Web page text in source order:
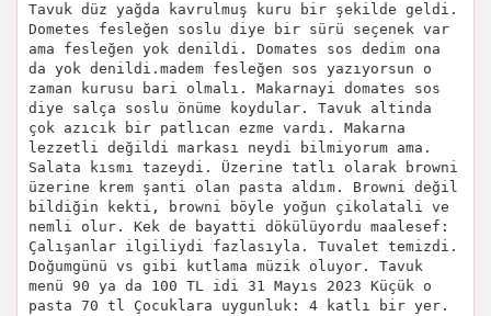
Tavuk düz yağda kavrulmuş kuru bir şekilde geldi.
Dometes fesleğen soslu diye bir sürü seçenek var
ama fesleğen yok denildi. Domates sos dedim ona
da yok denildi.madem fesleğen sos yazıyorsun o
zaman kurusu bari olmalı. Makarnayi domates sos
diye salça soslu önüme koydular. Tavuk altinda
çok azıcık bir patlıcan ezme vardı. Makarna
lezzetli değildi markası neydi bilmiyorum ama.
Salata kısmı tazeydi. Üzerine tatlı olarak browni
üzerine krem şanti olan pasta aldım. Browni değil
bildiğin kekti, browni böyle yoğun çikolatali ve
nemli olur. Kek de bayatti dökülüyordu maalesef:
Çalışanlar ilgiliydi fazlasıyla. Tuvalet temizdi.
Doğumgünü vs gibi kutlama müzik oluyor. Tavuk
menü 90 ya da 100 TL idi 31 Mayıs 2023 Küçük o
pasta 70 tl Çocuklara uygunluk: 4 katlı bir yer.